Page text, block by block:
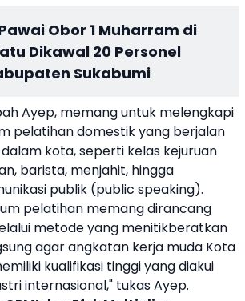
Obor 1 Muharram di
Dikawal 20 Personel
Sukabumi
Ayep, memang untuk melengkapi
pelatihan domestik yang berjalan
kota, seperti kelas kejuruan
barista, menjahit, hingga
publik (public speaking).
pelatihan memang dirancang
metode yang menitikberatkan
agar angkatan kerja muda Kota
kualifikasi tinggi yang diakui
internasional," tukas Ayep.